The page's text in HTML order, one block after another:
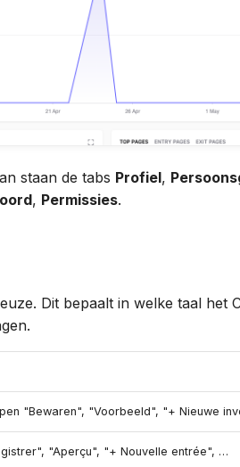
staan de tabs Profiel,
, Permissies.
Dit bepaalt in welke taal het
"Bewaren", "Voorbeeld", "+ Nieuwe
"Aperçu", "+ Nouvelle entrée", …